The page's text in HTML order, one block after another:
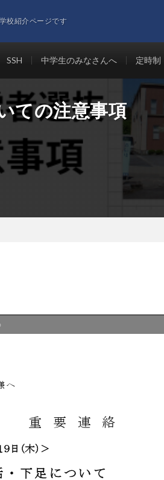
校紹介ページです
SSH 中学生のみなさんへ 定時制
ての注意事項